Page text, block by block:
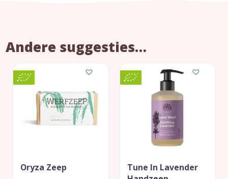
Andere suggesties…
Oryza Zeep
Tune In Lavender